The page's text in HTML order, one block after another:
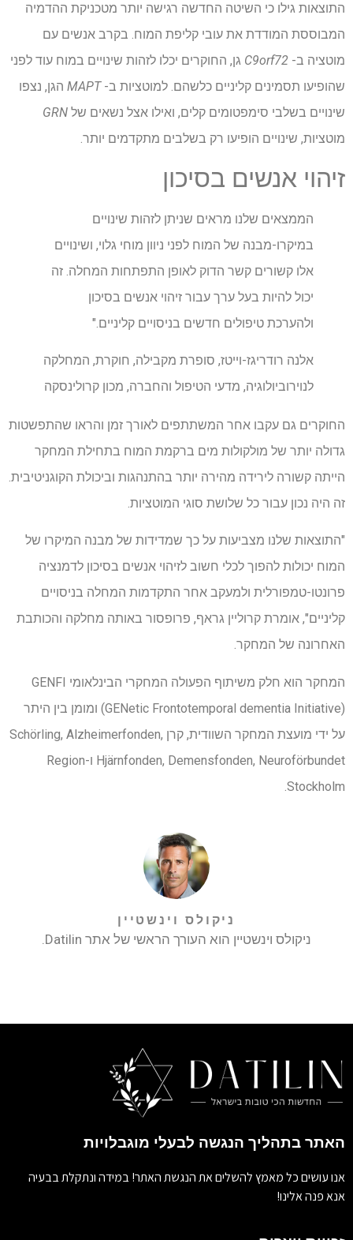
התוצאות גילו כי השיטה החדשה רגישה יותר מטכניקת ההדמיה
המבוססת המודדת את עובי קליפת המוח. בקרב אנשים עם
מוטציה ב- C9orf72 גן, החוקרים יכלו לזהות שינויים במוח עוד לפני
שהופיעו תסמינים קליניים כלשהם. למוטציות ב-MAPT הגן, נצפו
שינויים בשלבי סימפטומים קלים, ואילו אצל נשאים של GRN
מוטציות, שינויים הופיעו רק בשלבים מתקדמים יותר.
זיהוי אנשים בסיכון
הממצאים שלנו מראים שניתן לזהות שינויים
במיקרו-מבנה של המוח לפני ניוון מוחי גלוי, ושינויים
אלו קשורים קשר הדוק לאופן התפתחות המחלה. זה
יכול להיות בעל ערך עבור זיהוי אנשים בסיכון
ולהערכת טיפולים חדשים בניסויים קליניים."
אלנה רודריגז-וייטז, סופרת מקבילה, חוקרת, המחלקה
לנוירוביולוגיה, מדעי הטיפול והחברה, מכון קרולינסקה
החוקרים גם עקבו אחר המשתתפים לאורך זמן והראו שהתפשטות
גדולה יותר של מולקולות מים ברקמת המוח בתחילת המחקר
הייתה קשורה לירידה מהירה יותר בהתנהגות וביכולת הקוגניטיבית.
זה היה נכון עבור כל שלושת סוגי המוטציות.
"התוצאות שלנו מצביעות על כך שמדידות של מבנה המיקרו של
המוח יכולות להפוך לכלי חשוב לזיהוי אנשים בסיכון לדמנציה
פרונטו-טמפורלית ולמעקב אחר התקדמות המחלה בניסויים
קליניים", אומרת קרוליין גראף, פרופסור באותה מחלקה והכותבת
האחרונה של המחקר.
המחקר הוא חלק משיתוף הפעולה המחקרי הבינלאומי GENFI
(GENetic Frontotemporal dementia Initiative) ומומן בין היתר
על ידי מועצת המחקר השוודית, קרן Schörling, Alzheimerfonden,
Hjärnfonden, Demensfonden, Neuroförbundet ו-Region
Stockholm.
ניקולס וינשטיין
ניקולס וינשטיין הוא העורך הראשי של אתר Datilin.
האתר בתהליך הנגשה לבעלי מוגבלויות
אנו עושים כל מאמץ להשלים את הנגשת האתר! במידה ונתקלת בבעיה
אנא פנה אלינו!